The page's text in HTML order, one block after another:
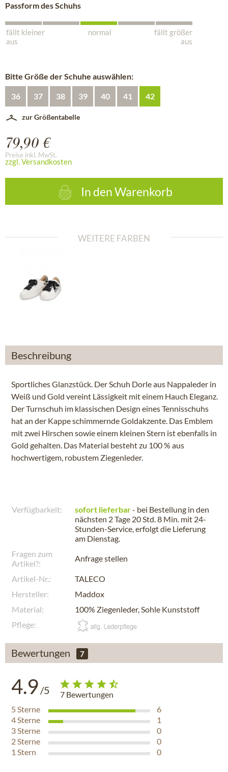
Passform des Schuhs
fällt kleiner
aus
normal
fällt größer
aus
Bitte Größe der Schuhe auswählen:
36 37 38 39 40 41 42
zur Größentabelle
79,90 €
Preise inkl. MwSt.
zzgl. Versandkosten
In denWarenkorb
WEITERE FARBEN
Beschreibung
Sportliches Glanzstück. Der Schuh Dorle aus Nappaleder in
Weiß und Gold vereint Lässigkeit mit einem Hauch Eleganz.
Der Turnschuh im klassischen Design eines Tennisschuhs
hat an der Kappe schimmernde Goldakzente. Das Emblem
mit zwei Hirschen sowie einem kleinen Stern ist ebenfalls in
Gold gehalten. Das Material besteht zu 100 % aus
hochwertigem, robustem Ziegenleder.
Verfügbarkeit: sofort lieferbar- bei Bestellung in den
nächsten 2 Tage 20 Std. 8 Min. mit 24-
Stunden-Service, erfolgt die Lieferung
am Dienstag.
Fragen zum
Artikel?:
Anfrage stellen
Artikel-Nr.:
TALECO
Hersteller:
Maddox
Material:
100% Ziegenleder, Sohle Kunststoff
Pflege:
Bewertungen 7
4.9 /5 7 Bewertungen
5Sterne
6
4Sterne
1
3Sterne
0
2Sterne
0
1 Stern 0